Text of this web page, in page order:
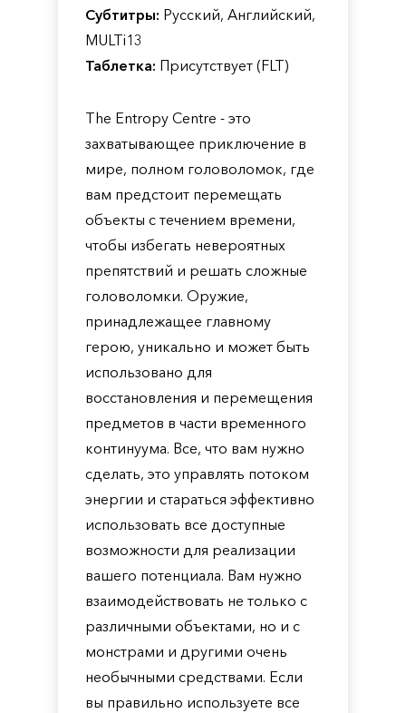
Субтитры: Русский, Английский,
MULTi13
Таблетка: Присутствует (FLT)
The Entropy Centre - это
захватывающее приключение в
мире, полном головоломок, где
вам предстоит перемещать
объекты с течением времени,
чтобы избегать невероятных
препятствий и решать сложные
головоломки. Оружие,
принадлежащее главному
герою, уникально и может быть
использовано для
восстановления и перемещения
предметов в части временного
континуума. Все, что вам нужно
сделать, это управлять потоком
энергии и стараться эффективно
использовать все доступные
возможности для реализации
вашего потенциала. Вам нужно
взаимодействовать не только с
различными объектами, но и с
монстрами и другими очень
необычными средствами. Если
вы правильно используете все